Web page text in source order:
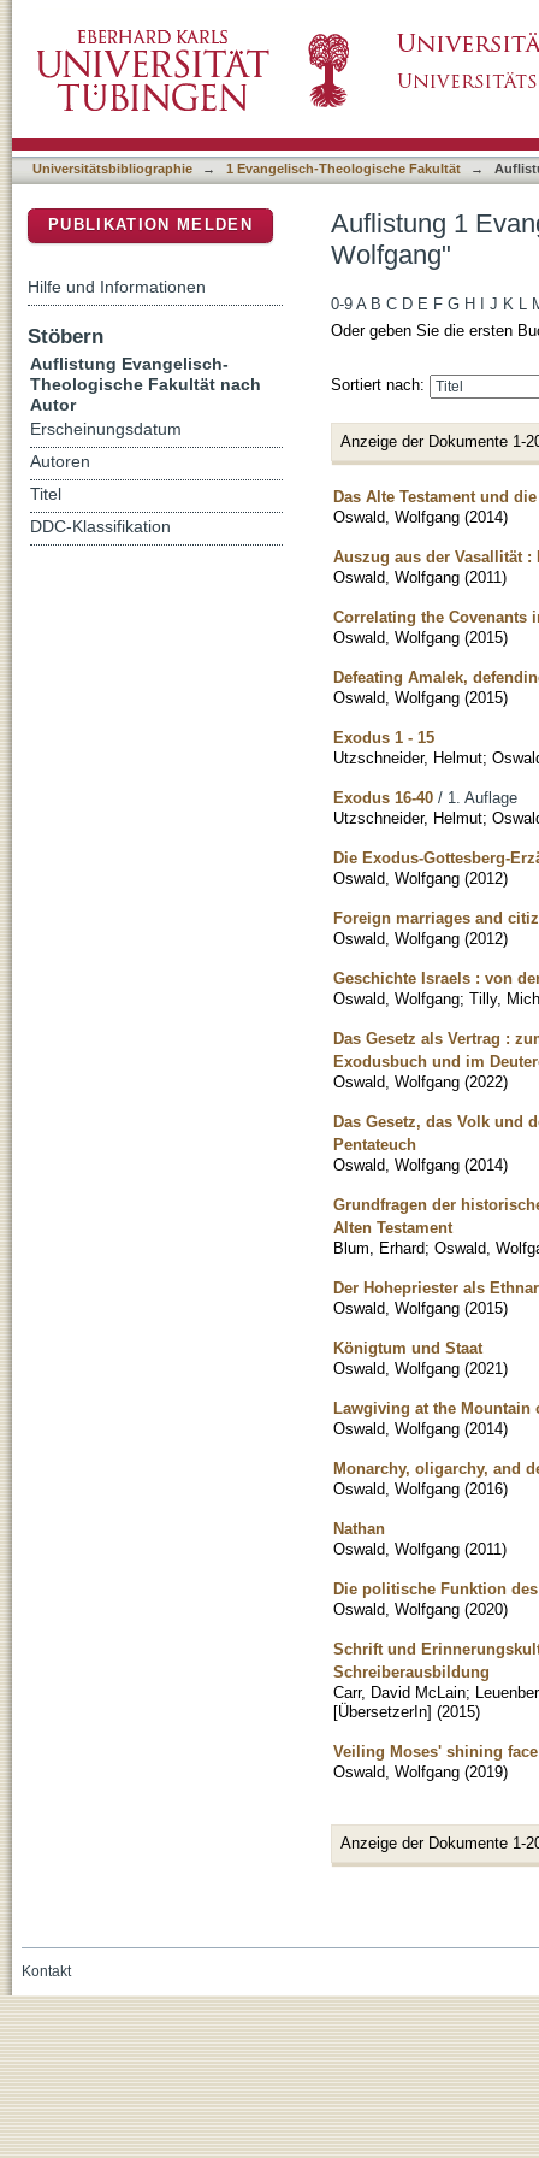
Universitätsbibliographie → 1 Evangelisch-Theologische Fakultät →
Auflistung 1
Wolfgang"
0-9 A B C D E F G H J K L
Oder geben Sie die ersten
Sortiert nach:
Anzeige der Dokumente 1-
Das Alte Testament und
Oswald, Wolfgang (2014)
Auszug aus der Vasallität :
Oswald, Wolfgang (2011)
Correlating the Covenants
Oswald, Wolfgang (2015)
Defeating Amalek,
Oswald, Wolfgang (2015)
Exodus 1 - 15
Utzschneider, Helmut;
Exodus 16-40 / 1. Auflage
Utzschneider, Helmut;
Die Exodus-Gottesberg-
Oswald, Wolfgang (2012)
Foreign marriages and
Oswald, Wolfgang (2012)
Geschichte Israels : von
Oswald, Wolfgang; Tilly,
Das Gesetz als Vertrag :
Exodusbuch und im
Oswald, Wolfgang (2022)
Das Gesetz, das Volk und
Pentateuch
Oswald, Wolfgang (2014)
Grundfragen der
Alten Testament
Blum, Erhard; Oswald,
Der Hohepriester als
Oswald, Wolfgang (2015)
Königtum und Staat
Oswald, Wolfgang (2021)
Lawgiving at the Mountain
Oswald, Wolfgang (2014)
Monarchy, oligarchy, and
Oswald, Wolfgang (2016)
Nathan
Oswald, Wolfgang (2011)
Die politische Funktion
Oswald, Wolfgang (2020)
Schrift und
Schreiberausbildung
Carr, David McLain;
[ÜbersetzerIn] (2015)
Veiling Moses' shining face
Oswald, Wolfgang (2019)
Anzeige der Dokumente 1-
PUBLIKATION MELDEN
Hilfe und Informationen
Stöbern
Auflistung Evangelisch-
Theologische Fakultät nach
Autor
Erscheinungsdatum
Autoren
Titel
DDC-Klassifikation
Kontakt